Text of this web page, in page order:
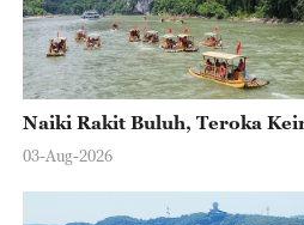
Naiki Rakit Buluh, Teroka
03-Aug-2026